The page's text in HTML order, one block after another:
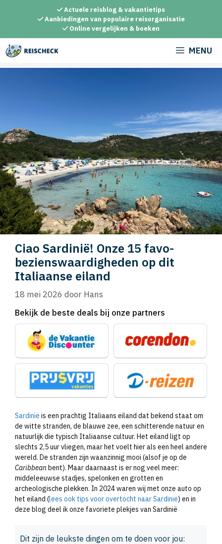
inhoud
Actuele reisblog & vakantietips
Aanbiedingen van populaire reisorganisatie
Online vergelijken & boeken
MENU
Ciao Sardinië! Onze 15 favo-
bezienswaardigheden op dit
Italiaanse eiland
18 mei 2026 door Hans
Bekijk de beste deals bij onze partners
Sardinië is een prachtig Italiaans eiland dat bekend staat om
de witte stranden, de blauwe zee, een schitterende natuur en
natuurlijk die typisch Italiaanse cultuur. Het eiland ligt op
slechts 2,5 uur vliegen, maar het voelt hier als een heel andere
wereld. De stranden zijn waanzinnig mooi (alsof je op de
Caribbean bent). Maar daarnaast is er nog veel meer:
middeleeuwse stadjes, spelonken en grotten en
archeologische plekken. In 2024 waren wij met onze auto op
het eiland (lees ook tips voor overtocht naar Sardinië) en in
deze blog deel ik onze favoriete plekjes van Sardinië
Dit zijn de leukste dingen om te doen voor jou: